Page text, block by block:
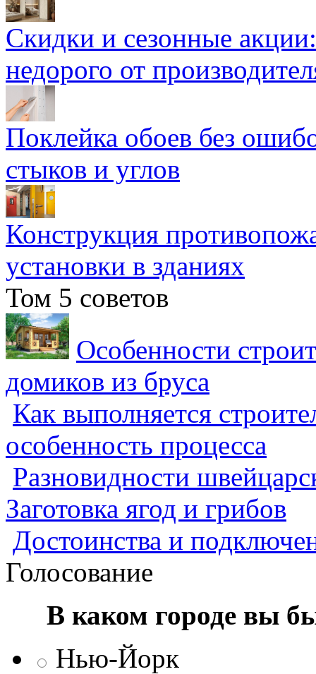
Скидки и сезонные
недорого от
Поклейка обоев без
стыков и углов
Конструкция
установки в зданиях
Том 5 советов
Особенности
домиков из бруса
Как выполняется
особенность процесса
Разновидности
Заготовка ягод и грибов
Достоинства и
Голосование
В каком городе вы
Нью-Йорк